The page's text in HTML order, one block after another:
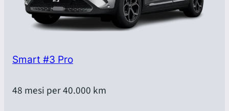
Smart #3 Pro
48 mesi per 40.000 km